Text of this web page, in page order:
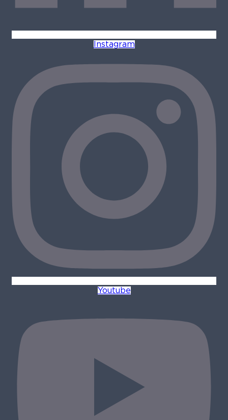
Instagram
Youtube